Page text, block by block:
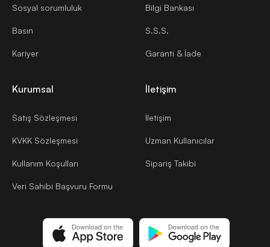
Sosyal sorumluluk
Basın
Kariyer
Bilgi Bankası
S.S.S.
Garanti & İade
Kurumsal
Satış Sözleşmesi
KVKK Sözleşmesi
Kullanım Koşulları
Veri Sahibi Başvuru Formu
İletişim
İletişim
Uzman Kullanıcılar
Sipariş Takibi